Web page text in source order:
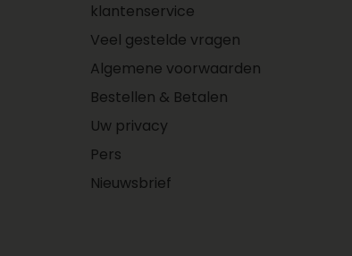
klantenservice
Veel gestelde vragen
Algemene voorwaarden
Bestellen & Betalen
Uw privacy
Pers
Nieuwsbrief